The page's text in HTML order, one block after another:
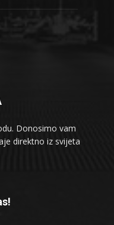
Donosimo vam
direktno iz svijeta